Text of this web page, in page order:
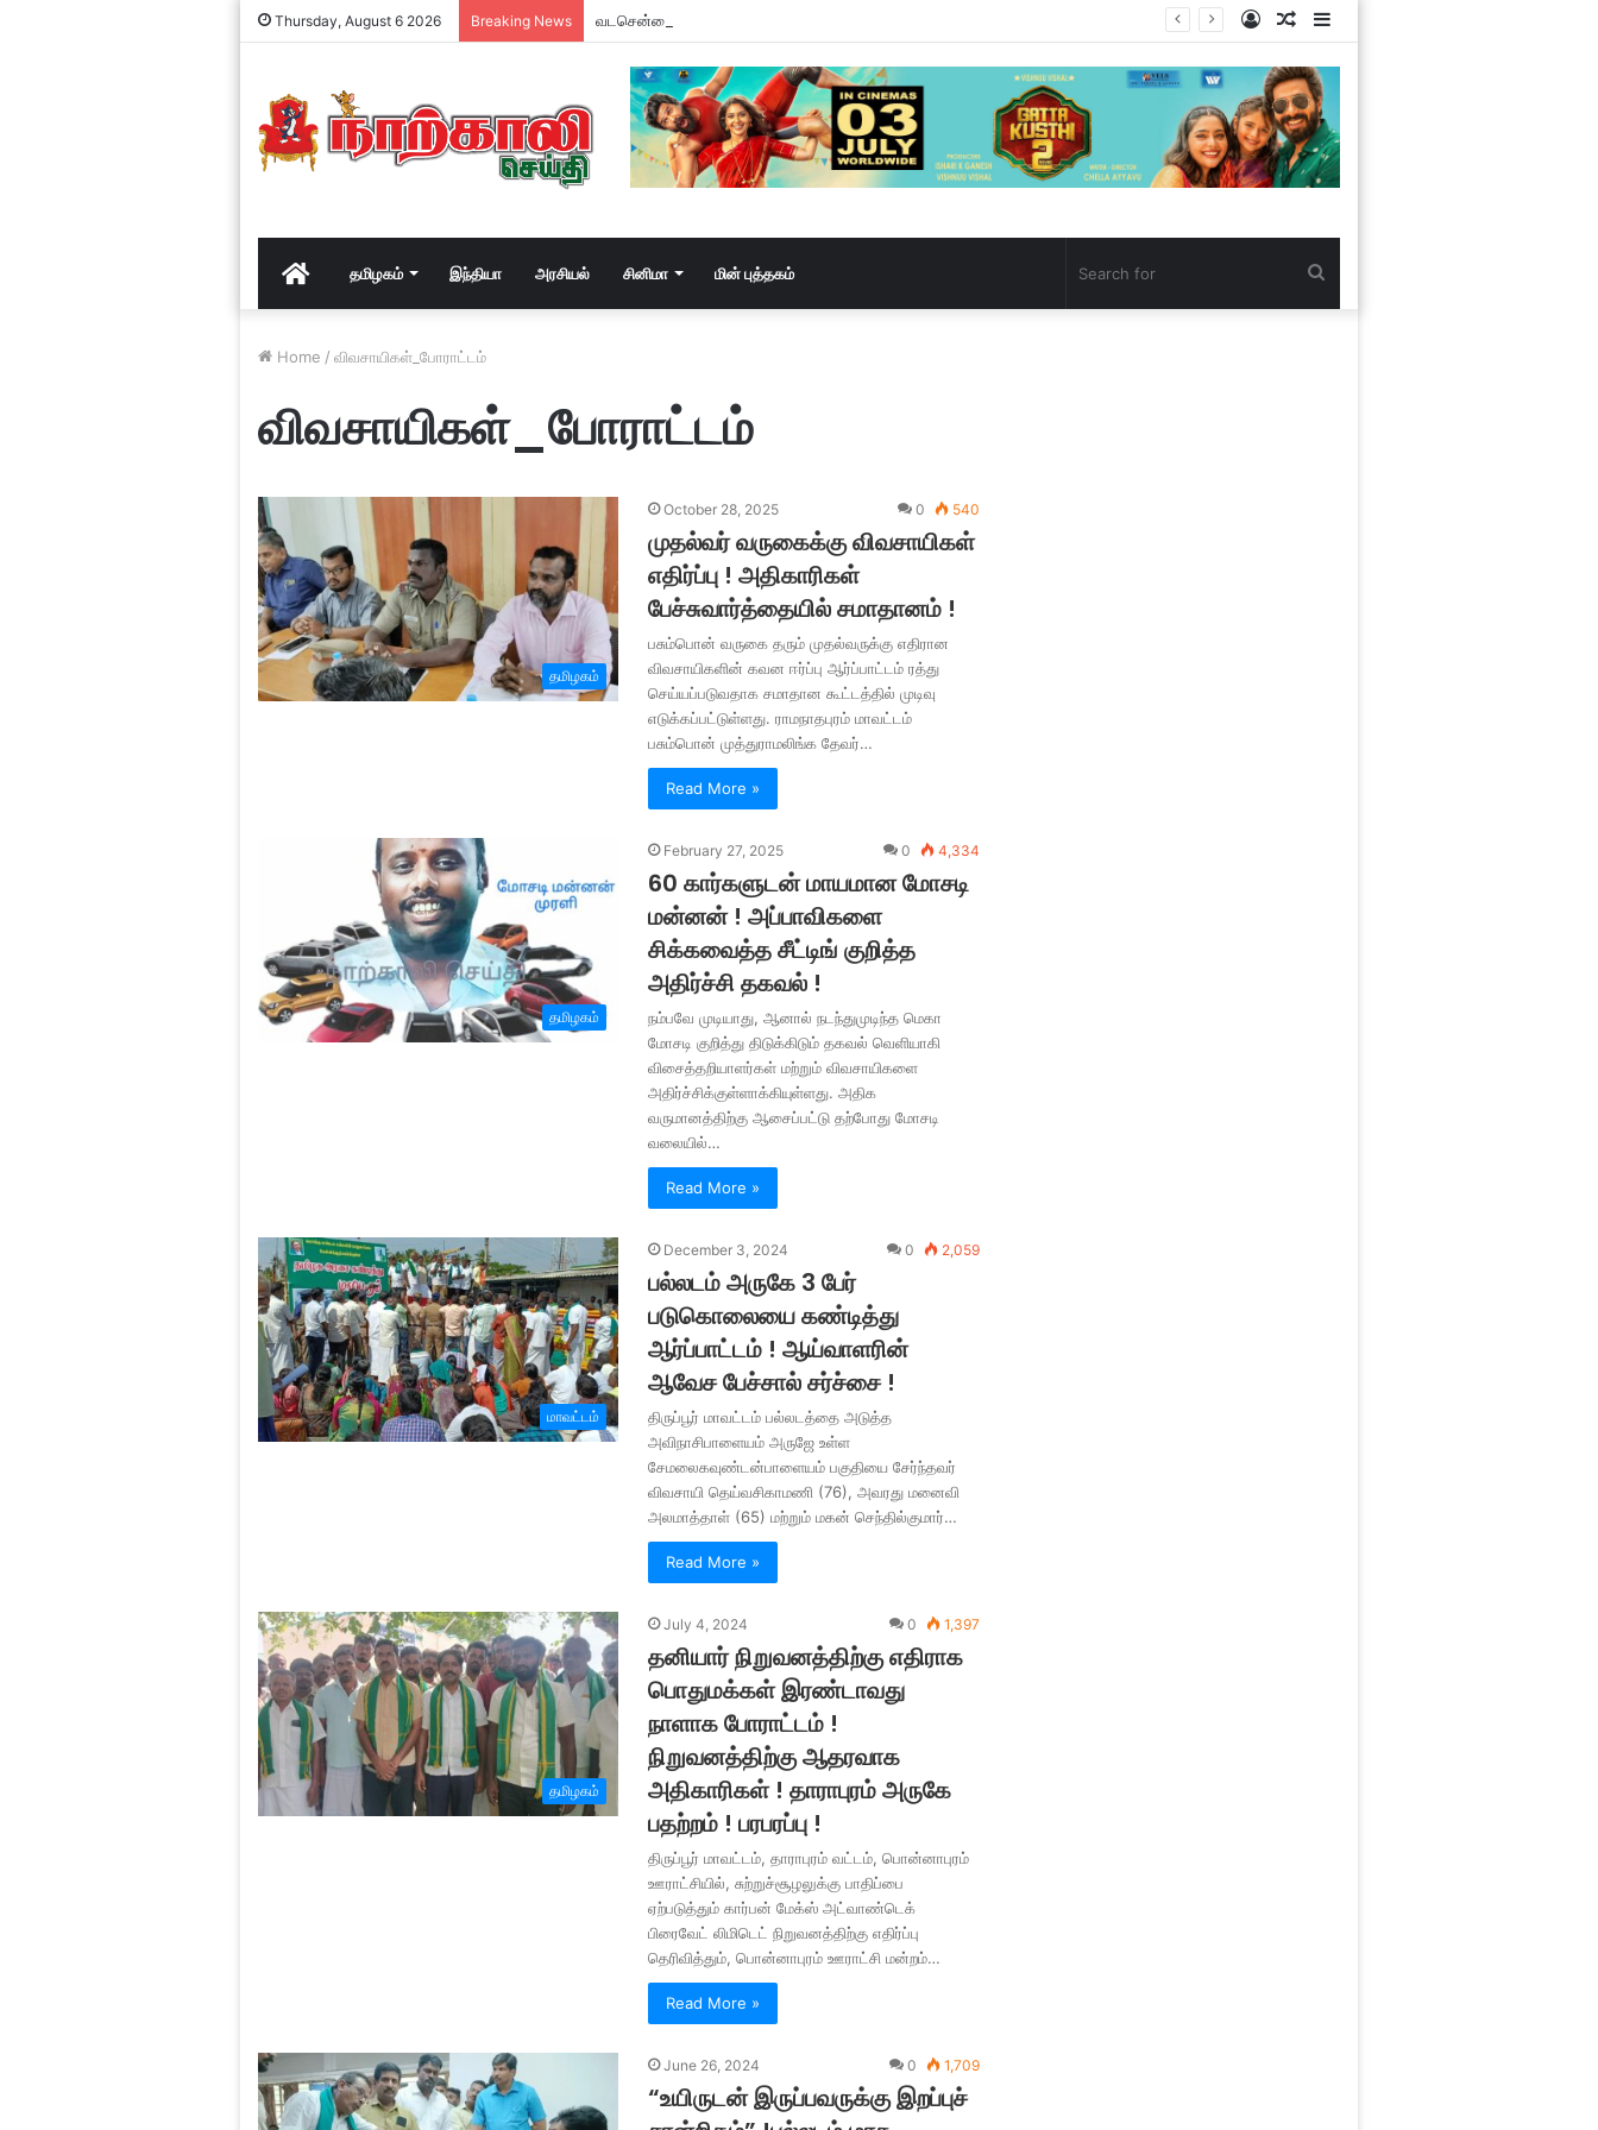
Thursday, August 6 2026 Breaking News வடசென்னையில் ரேசன் அரிசி கடத்தல் கும்பல் கைதும், பின்னணியும் !
Random
Article
Log
In
Homeதமிழகம் இந்தியா அரசியல் சினிமா மின் புத்தகம்
Home / விவசாயிகள்_போராட்டம்
விவசாயிகள்_போராட்டம்
தமிழகம்
October 28, 2025 0 540
முதல்வர் வருகைக்கு விவசாயிகள்
எதிர்ப்பு ! அதிகாரிகள்
பேச்சுவார்த்தையில் சமாதானம் !
பசும்பொன் வருகை தரும் முதல்வருக்கு எதிரான
விவசாயிகளின் கவன ஈர்ப்பு ஆர்ப்பாட்டம் ரத்து
செய்யப்படுவதாக சமாதான கூட்டத்தில் முடிவு
எடுக்கப்பட்டுள்ளது. ராமநாதபுரம் மாவட்டம்
பசும்பொன் முத்துராமலிங்க தேவர்…
Read More »
தமிழகம்
February 27, 2025 0 4,334
60 கார்களுடன் மாயமான மோசடி
மன்னன் ! அப்பாவிகளை
சிக்கவைத்த சீட்டிங் குறித்த
அதிர்ச்சி தகவல் !
நம்பவே முடியாது, ஆனால் நடந்துமுடிந்த மெகா
மோசடி குறித்து திடுக்கிடும் தகவல் வெளியாகி
விசைத்தறியாளர்கள் மற்றும் விவசாயிகளை
அதிர்ச்சிக்குள்ளாக்கியுள்ளது. அதிக
வருமானத்திற்கு ஆசைப்பட்டு தற்போது மோசடி
வலையில்…
Read More »
மாவட்டம்
December 3, 2024 0 2,059
பல்லடம் அருகே 3 பேர்
படுகொலையை கண்டித்து
ஆர்ப்பாட்டம் ! ஆய்வாளரின்
ஆவேச பேச்சால் சர்ச்சை !
திருப்பூர் மாவட்டம் பல்லடத்தை அடுத்த
அவிநாசிபாளையம் அருஜே உள்ள
சேமலைகவுண்டன்பாளையம் பகுதியை சேர்ந்தவர்
விவசாயி தெய்வசிகாமணி (76), அவரது மனைவி
அலமாத்தாள் (65) மற்றும் மகன் செந்தில்குமார்…
Read More »
தமிழகம்
July 4, 2024 0 1,397
தனியார் நிறுவனத்திற்கு எதிராக
பொதுமக்கள் இரண்டாவது
நாளாக போராட்டம் !
நிறுவனத்திற்கு ஆதரவாக
அதிகாரிகள் ! தாராபுரம் அருகே
பதற்றம் ! பரபரப்பு !
திருப்பூர் மாவட்டம், தாராபுரம் வட்டம், பொன்னாபுரம்
ஊராட்சியில், சுற்றுச்சூழலுக்கு பாதிப்பை
ஏற்படுத்தும் கார்பன் மேக்ஸ் அட்வாண்டெக்
பிரைவேட் லிமிடெட் நிறுவனத்திற்கு எதிர்ப்பு
தெரிவித்தும், பொன்னாபுரம் ஊராட்சி மன்றம்…
Read More »
June 26, 2024 0 1,709
“உயிருடன் இருப்பவருக்கு இறப்புச்